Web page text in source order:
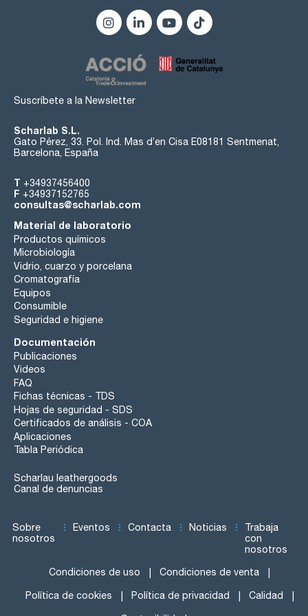
Suscríbete a la Newsletter
Scharlab S.L.
Gato Pérez, 33. Pol. Ind. Mas d’en Cisa E08181 Sentmenat,
Barcelona, España
T +34937456400
F +34937152765
consultas@scharlab.com
Material de laboratorio
Productos químicos
Microbiología
Vidrio, cuarzo y porcelana
Cromatografía
Equipos
Consumible
Seguridad e higiene
Documentación
Publicaciones
Videos
FAQ
Fichas técnicas - TDS
Hojas de seguridad - SDS
Certificados de análisis - COA
Aplicaciones
Tabla Periódica
Scharlau leathergoods
Canal de denuncias
Sobre
nosotros
Eventos Contacta Noticias
Trabaja
con
nosotros
Condiciones de uso Condiciones de venta
Política de cookies Política de privacidad Calidad